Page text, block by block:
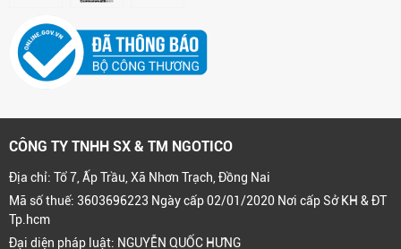
CÔNG TY TNHH SX & TM NGOTICO
Địa chỉ: Tổ 7, Ấp Trầu, Xã Nhơn Trạch, Đồng Nai
Mã số thuế: 3603696223 Ngày cấp 02/01/2020 Nơi cấp Sở KH & ĐT
Tp.hcm
Đại diện pháp luật: NGUYỄN QUỐC HƯNG